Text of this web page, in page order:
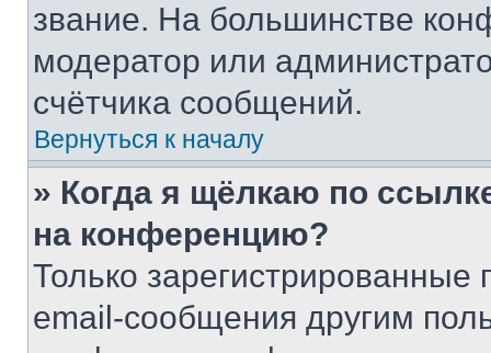
звание. На большинстве
модератор или
счётчика сообщений.
Вернуться к началу
» Когда я щёлкаю по
на конференцию?
Только зарегистрированные
email-сообщения другим